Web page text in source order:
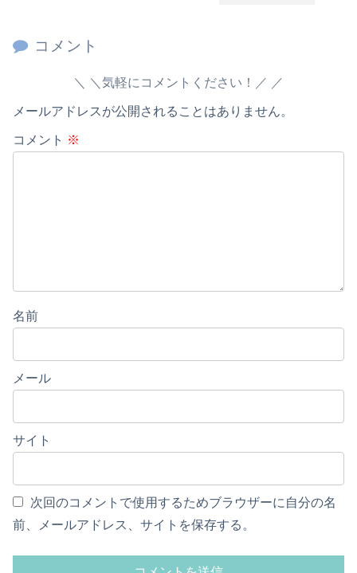
コメント
＼気軽にコメントください！／
メールアドレスが公開されることはありません。
コメント ※
名前
メール
サイト
次回のコメントで使用するためブラウザーに自分の名
前、メールアドレス、サイトを保存する。